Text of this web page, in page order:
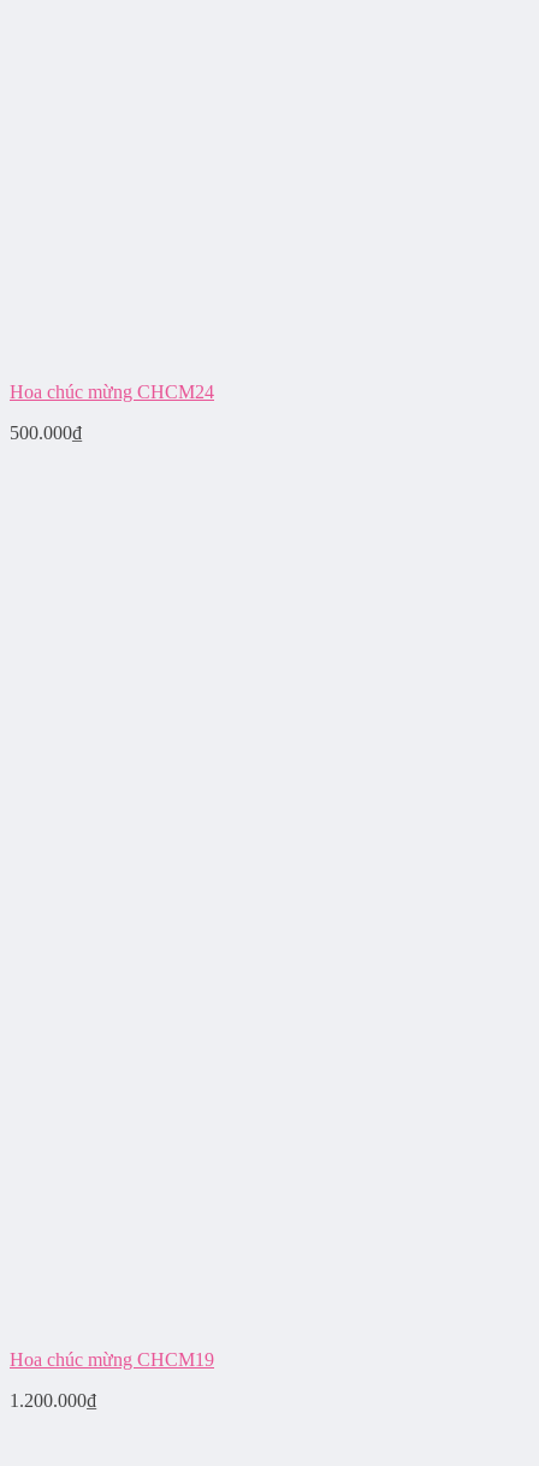
Hoa chúc mừng CHCM24
500.000₫
Hoa chúc mừng CHCM19
1.200.000₫